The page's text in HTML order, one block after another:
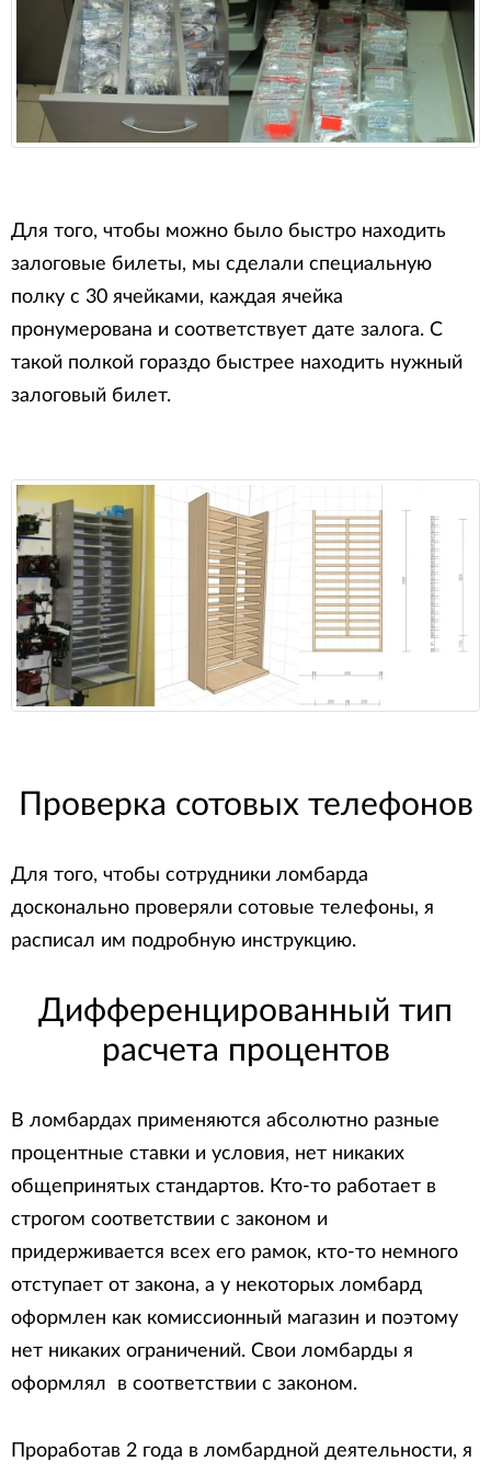
Для того, чтобы можно было быстро находить
залоговые билеты, мы сделали специальную
полку с 30 ячейками, каждая ячейка
пронумерована и соответствует дате залога. С
такой полкой гораздо быстрее находить нужный
залоговый билет.
Проверка сотовых телефонов
Для того, чтобы сотрудники ломбарда
досконально проверяли сотовые телефоны, я
расписал им подробную инструкцию.
Дифференцированный тип
расчета процентов
В ломбардах применяются абсолютно разные
процентные ставки и условия, нет никаких
общепринятых стандартов. Кто-то работает в
строгом соответствии с законом и
придерживается всех его рамок, кто-то немного
отступает от закона, а у некоторых ломбард
оформлен как комиссионный магазин и поэтому
нет никаких ограничений. Свои ломбарды я
оформлял в соответствии с законом.
Проработав 2 года в ломбардной деятельности, я